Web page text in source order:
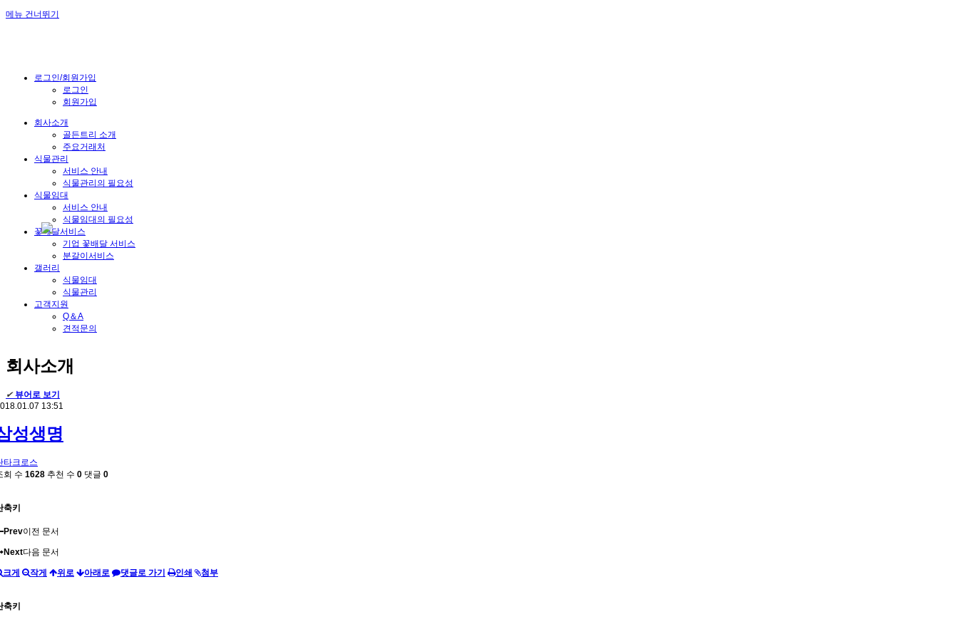
메뉴 건너뛰기
로그인/회원가입
로그인
회원가입
회사소개
골든트리 소개
주요거래처
식물관리
서비스 안내
식물관리의 필요성
식물임대
서비스 안내
식물임대의 필요성
꽃배달서비스
기업 꽃배달 서비스
분갈이서비스
갤러리
식물임대
식물관리
고객지원
Q＆A
견적문의
회사소개
✔ 뷰어로 보기
13:51
성생명
타크로스
회 수 1628 추천 수 0 댓글 0
축키
Prev이전 문서
Next다음 문서
크게 작게 위로 아래로 댓글로 가기 인쇄 첨부
축키